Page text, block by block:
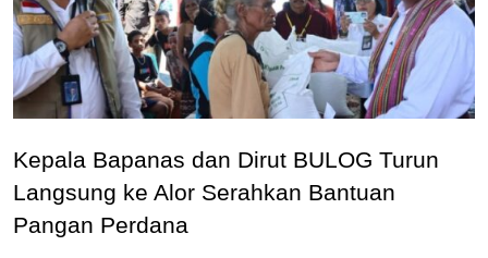
Kepala Bapanas dan Dirut BULOG Turun
Langsung ke Alor Serahkan Bantuan
Pangan Perdana